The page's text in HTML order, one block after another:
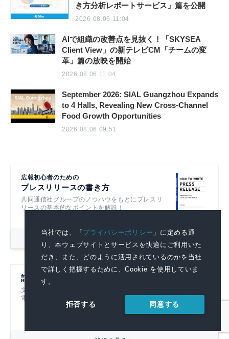
当社では、「プライバシーポリシー 」に定める通
り、本ウェブサイトとサービスを快適にご利用いた
だき、また、どのように活用されているのかを当社
で詳しく把握するために、Cookie を使用していま
す。
拒否する 同意する
き方分析レポートサービス」篇を公開
2026.08.06 11:04
AIで組織の改善点を見抜く！「SKYSEA
Client View」の新テレビCM「チームの変
革」篇の放映を開始
2026.08.06 11:04
September 2026: SIAL Guangzhou Expands
to 4 Halls, Revealing New Cross-Channel
Food Growth Opportunities
2026.08.06 09:51
広報初心者のための
プレスリリースの書き方
共同通信社グループのノウハウをもとにプレスリ
リースの基本的なポイントを解説！
詳細を見る
記者ハンドブック第14版
文書を書くすべての人におすすめです！
電子書籍も発売中！